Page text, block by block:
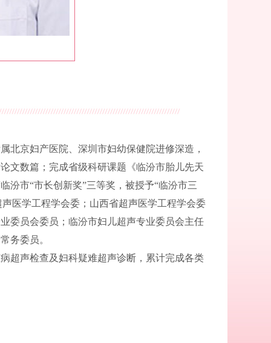
北京妇产医院、深圳市妇幼保健院进修深造，
文数篇；完成省级科研课题《临汾市胎儿先天
汾市“市长创新奖”三等奖，被授予“临汾市三
医学工程学会委；山西省超声医学工程学会委
委员会委员；临汾市妇儿超声专业委员会主任
务委员。
超声检查及妇科疑难超声诊断，累计完成各类